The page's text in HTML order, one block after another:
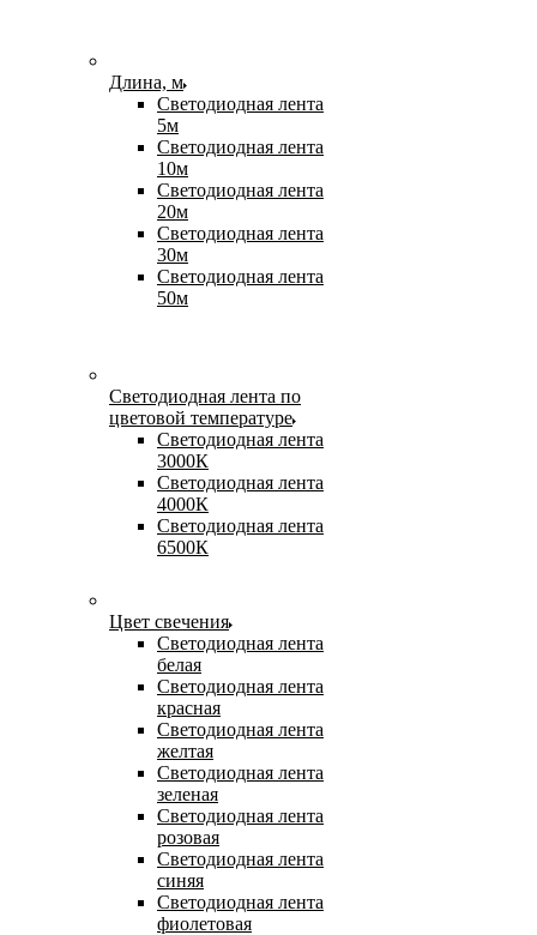
Длина, м
Светодиодная лента
5м
Светодиодная лента
10м
Светодиодная лента
20м
Светодиодная лента
30м
Светодиодная лента
50м
Светодиодная лента по
цветовой температуре
Светодиодная лента
3000К
Светодиодная лента
4000К
Светодиодная лента
6500К
Цвет свечения
Светодиодная лента
белая
Светодиодная лента
красная
Светодиодная лента
желтая
Светодиодная лента
зеленая
Светодиодная лента
розовая
Светодиодная лента
синяя
Светодиодная лента
фиолетовая